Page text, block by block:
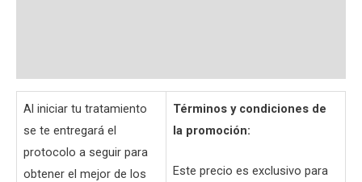
Al iniciar tu tratamiento
se te entregará el
protocolo a seguir para
obtener el mejor de los
Términos y condiciones de
la promoción:
Este precio es exclusivo para